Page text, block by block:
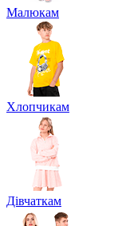
Малюкам
Хлопчикам
Дівчаткам